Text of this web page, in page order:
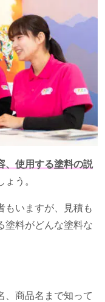
、使用する塗料の説
ょう。
もいますが、見積も
塗料がどんな塗料な
、商品名まで知って